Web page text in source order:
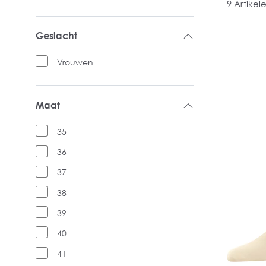
Geslacht
Vrouwen
Maat
35
36
37
38
39
40
41
9